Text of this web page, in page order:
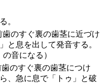
。
歯のすぐ裏の歯茎に近づけ
と息を出して発音する。
音になる）
歯のすぐ裏の歯茎につけ
、急に息で「トゥ」と破